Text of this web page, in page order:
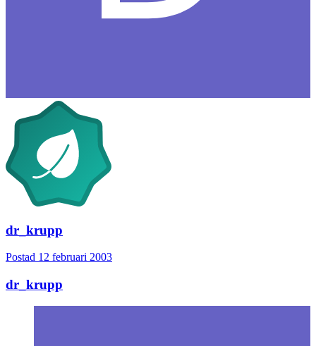
dr_krupp
Postad 12 februari 2003
dr_krupp